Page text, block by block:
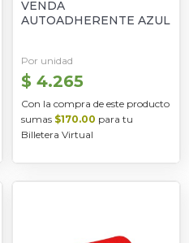
VENDA
AUTOADHERENTE AZUL
Por unidad
$ 4.265
Con la compra de este producto
sumas $170.00 para tu
Billetera Virtual